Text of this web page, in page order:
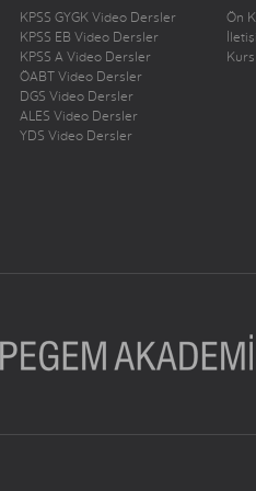
KPSS GYGK Video Dersler
KPSS EB Video Dersler
KPSS A Video Dersler
ÖABT Video Dersler
DGS Video Dersler
ALES Video Dersler
YDS Video Dersler
Ön